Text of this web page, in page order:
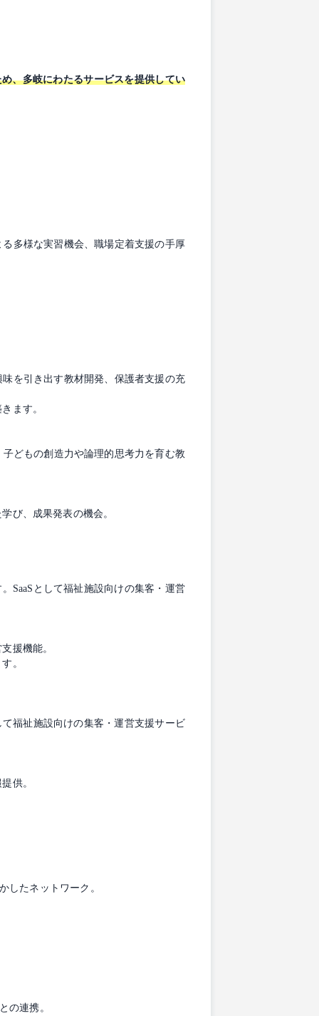
、多岐にわたるサービスを提供してい
多様な実習機会、職場定着支援の手厚
を引き出す教材開発、保護者支援の充
ます。
どもの創造力や論理的思考力を育む教
び、成果発表の機会。
SaaSとして福祉施設向けの集客・運営
援機能。
。
福祉施設向けの集客・運営支援サービ
供。
したネットワーク。
の連携。